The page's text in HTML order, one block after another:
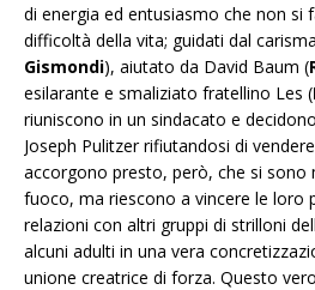
di energia ed entusiasmo che non si
difficoltà della vita; guidati dal
Gismondi), aiutato da David Baum (
esilarante e smaliziato fratellino Les (
riuniscono in un sindacato e
Joseph Pulitzer rifiutandosi di
accorgono presto, però, che si sono
fuoco, ma riescono a vincere le loro
relazioni con altri gruppi di strilloni
alcuni adulti in una vera
unione creatrice di forza. Questo